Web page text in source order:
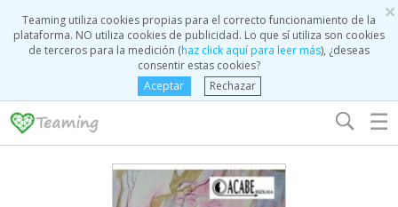
×
Teaming utiliza cookies propias para el correcto funcionamiento de la
plataforma. NO utiliza cookies de publicidad. Lo que sí utiliza son cookies
de terceros para la medición (haz click aquí para leer más), ¿deseas
consentir estas cookies?
Aceptar
Rechazar
☰